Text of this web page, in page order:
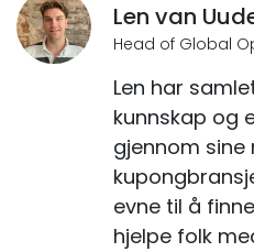
Len van
Head of Global
Len har
kunnskap og
gjennom sine
evne til å
hjelpe folk